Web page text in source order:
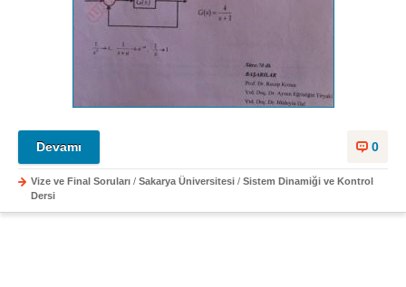
0
Devamı
Vize ve Final Soruları / Sakarya Üniversitesi / Sistem Dinamiği ve Kontrol
Dersi